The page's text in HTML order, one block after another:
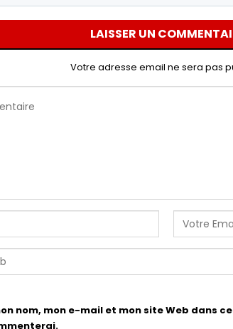
LAISSER UN
Votre adresse email ne sera pas
nom, mon e-mail et mon site Web dans